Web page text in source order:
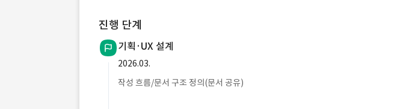
진행 단계
기획·UX 설계
2026.03.
작성 흐름/문서 구조 정의(문서 공유)